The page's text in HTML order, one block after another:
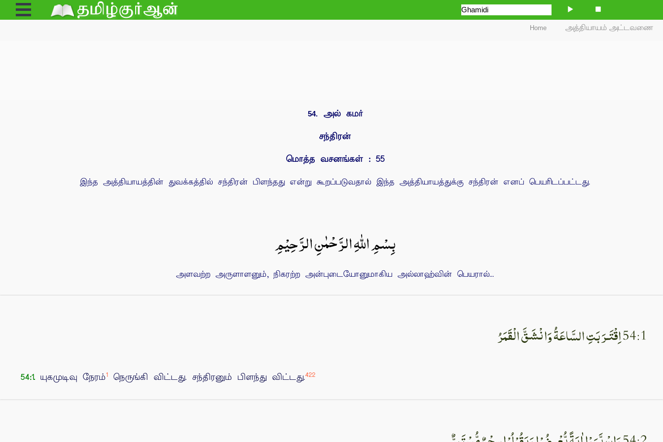
Open
Menu
Home அத்தியாயம் அட்டவணை
54. அல் கமர்
சந்திரன்
மொத்த வசனங்கள் : 55
இந்த அத்தியாயத்தின் துவக்கத்தில் சந்திரன் பிளந்தது என்று கூறப்படுவதால் இந்த அத்தியாயத்துக்கு சந்திரன் எனப் பெயரிடப்பட்டது.
بِسْمِ اللهِ الرَّحْمٰنِ الرَّحِيْمِ
அளவற்ற அருளாளனும், நிகரற்ற அன்புடையோனுமாகிய அல்லாஹ்வின் பெயரால்...
54:1 اِقْتَـرَبَتِ السَّاعَةُ وَانْشَقَّ الْقَمَرُ‏
54:1. யுகமுடிவு நேரம்1 நெருங்கி விட்டது. சந்திரனும் பிளந்து விட்டது.422